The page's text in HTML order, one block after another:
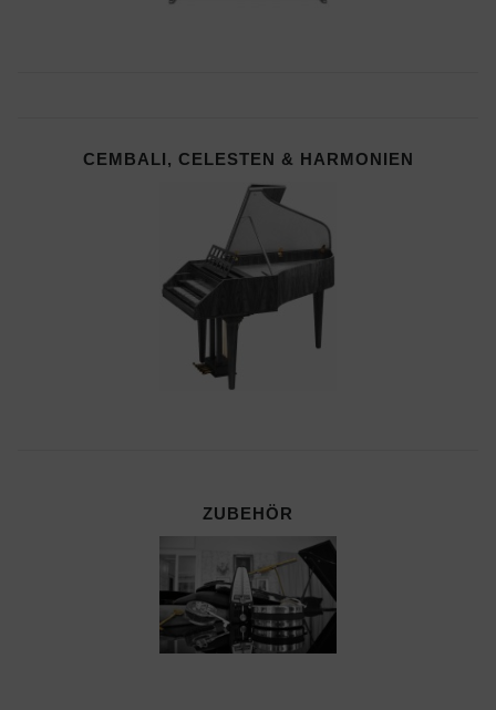
CEMBALI, CELESTEN & HARMONIEN
ZUBEHÖR